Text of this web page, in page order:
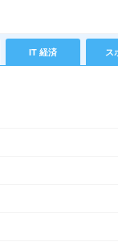
IT 経済 ス